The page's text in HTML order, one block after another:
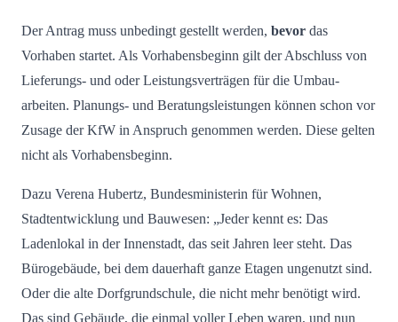
Der Antrag muss unbedingt gestellt werden, bevor das
Vorhaben startet. Als Vorhabens­beginn gilt der Abschluss von
Lieferungs- und oder Leistungs­verträgen für die Umbau­
arbeiten. Planungs- und Beratungs­leistungen können schon vor
Zusage der KfW in Anspruch genommen werden. Diese gelten
nicht als Vorhabensbeginn.
Dazu Verena Hubertz, Bundesministerin für Wohnen,
Stadtentwicklung und Bauwesen: „Jeder kennt es: Das
Ladenlokal in der Innenstadt, das seit Jahren leer steht. Das
Bürogebäude, bei dem dauerhaft ganze Etagen ungenutzt sind.
Oder die alte Dorfgrundschule, die nicht mehr benötigt wird.
Das sind Gebäude, die einmal voller Leben waren, und nun